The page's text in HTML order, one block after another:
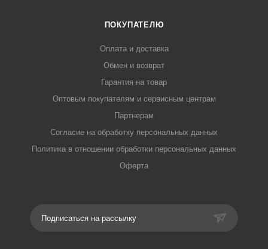
ПОКУПАТЕЛЮ
Оплата и доставка
Обмен и возврат
Гарантия на товар
Оптовым покупателям и сервисным центрам
Партнерам
Согласие на обработку персональных данных
Политика в отношении обработки персональных данных
Оферта
Подписаться на рассылку